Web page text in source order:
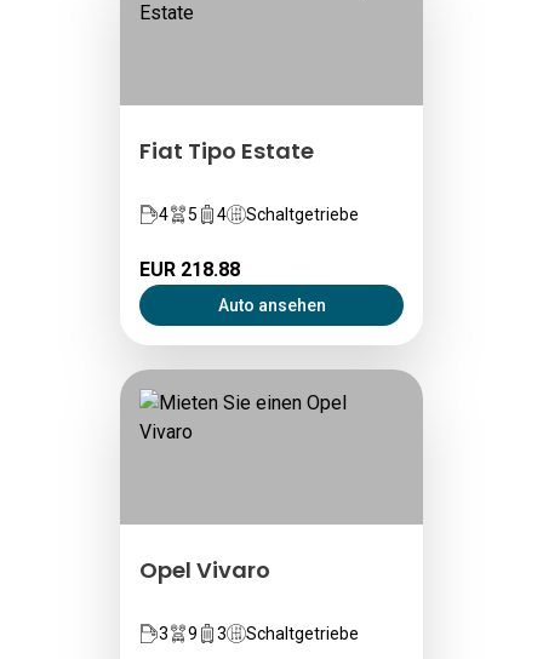
Fiat Tipo Estate
4 5 4 Schaltgetriebe
EUR 218.88
Auto ansehen
Opel Vivaro
3 9 3 Schaltgetriebe